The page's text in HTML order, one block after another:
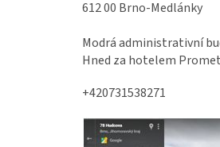
612 00 Brno-Medlánky
Modrá administrativní
Hned za hotelem
+420731538271